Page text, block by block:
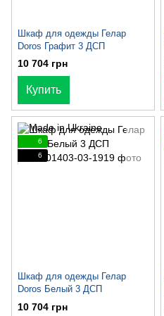
Шкаф для одежды Гелар
Doros Графит 3 ДСП
10 704 грн
Купить
6
6
Шкаф для одежды Гелар
Doros Белый 3 ДСП
10 704 грн